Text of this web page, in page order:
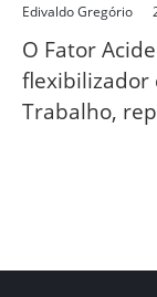
Edivaldo Gregório
O Fator
flexibilizador
Trabalho,